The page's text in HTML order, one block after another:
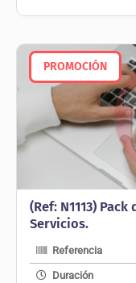
PROMOCIÓN
(Ref: N1113)
Servicios.
Referencia
Duración